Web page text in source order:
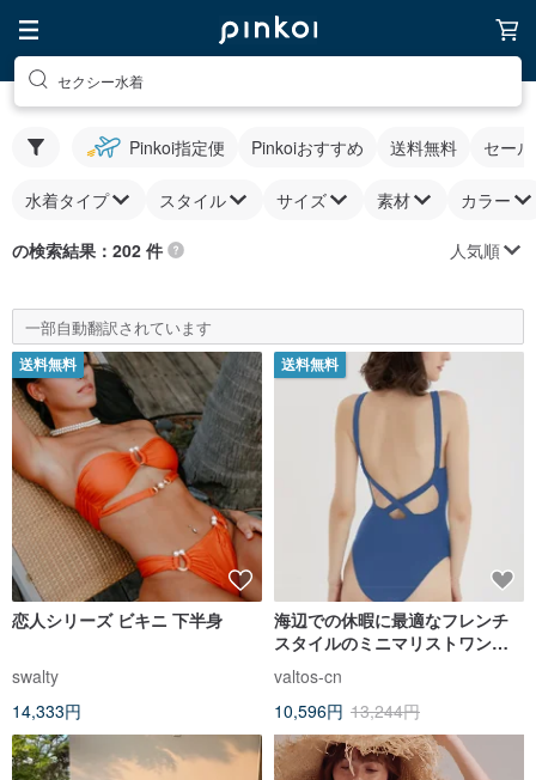
セクシー水着
Pinkoi指定便 Pinkoiおすすめ 送料無料 セー
水着タイプ スタイル サイズ 素材 カラー
の検索結果：202 件 人気順
一部自動翻訳されています
送料無料
恋人シリーズ ビキニ 下半身
swalty
14,333円
送料無料
海辺での休暇に最適なフレンチ
スタイルのミニマリストワンピ
ース水着、レーシングサーフィ
ン水着、マルチカラー
valtos-cn
10,596円 13,244円